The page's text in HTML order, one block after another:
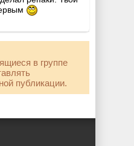
в группе
публикации.